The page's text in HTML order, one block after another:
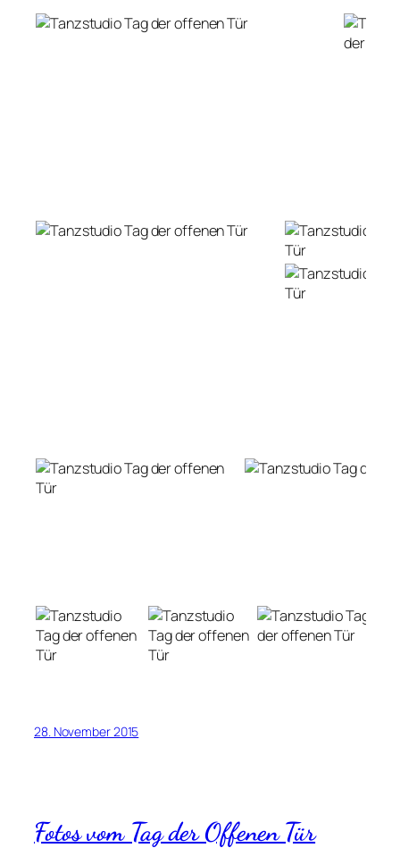
28. November 2015
Fotos vom Tag der Offenen Tür